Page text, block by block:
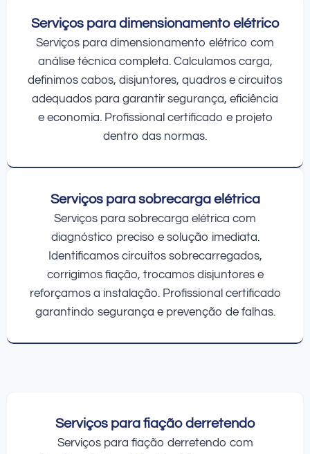
Serviços para dimensionamento elétrico
Serviços para dimensionamento elétrico com
análise técnica completa. Calculamos carga,
definimos cabos, disjuntores, quadros e circuitos
adequados para garantir segurança, eficiência
e economia. Profissional certificado e projeto
dentro das normas.
Serviços para sobrecarga elétrica
Serviços para sobrecarga elétrica com
diagnóstico preciso e solução imediata.
Identificamos circuitos sobrecarregados,
corrigimos fiação, trocamos disjuntores e
reforçamos a instalação. Profissional certificado
garantindo segurança e prevenção de falhas.
Serviços para fiação derretendo
Serviços para fiação derretendo com